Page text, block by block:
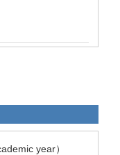
year）